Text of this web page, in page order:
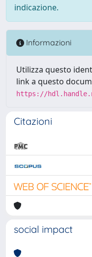
indicazione.
Informazioni
Utilizza questo
link a questo
https://
Citazioni
social impact